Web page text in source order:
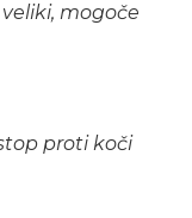
mogoče
proti koči